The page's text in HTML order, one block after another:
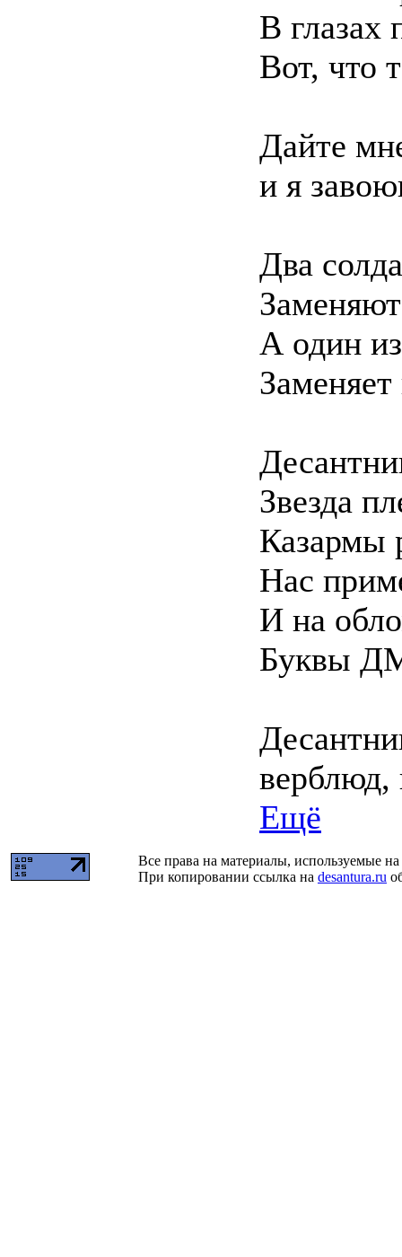
В
Вот,
Дайте
и я
Два
А один
Звезда
Казармы
Нас
И на
Буквы
Ещё
Все права на материалы, используемые
При копировании ссылка на desantura.ru